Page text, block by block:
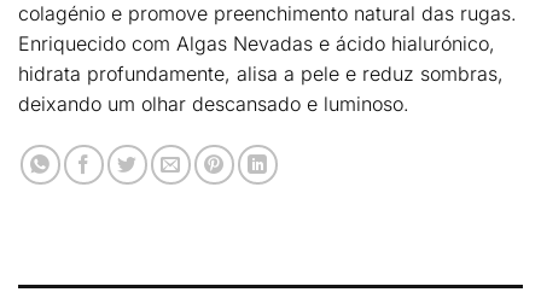
colagénio e promove preenchimento natural das rugas.
Enriquecido com Algas Nevadas e ácido hialurónico,
hidrata profundamente, alisa a pele e reduz sombras,
deixando um olhar descansado e luminoso.